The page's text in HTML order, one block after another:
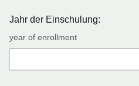
Jahr der Einschulung:
year of enrollment